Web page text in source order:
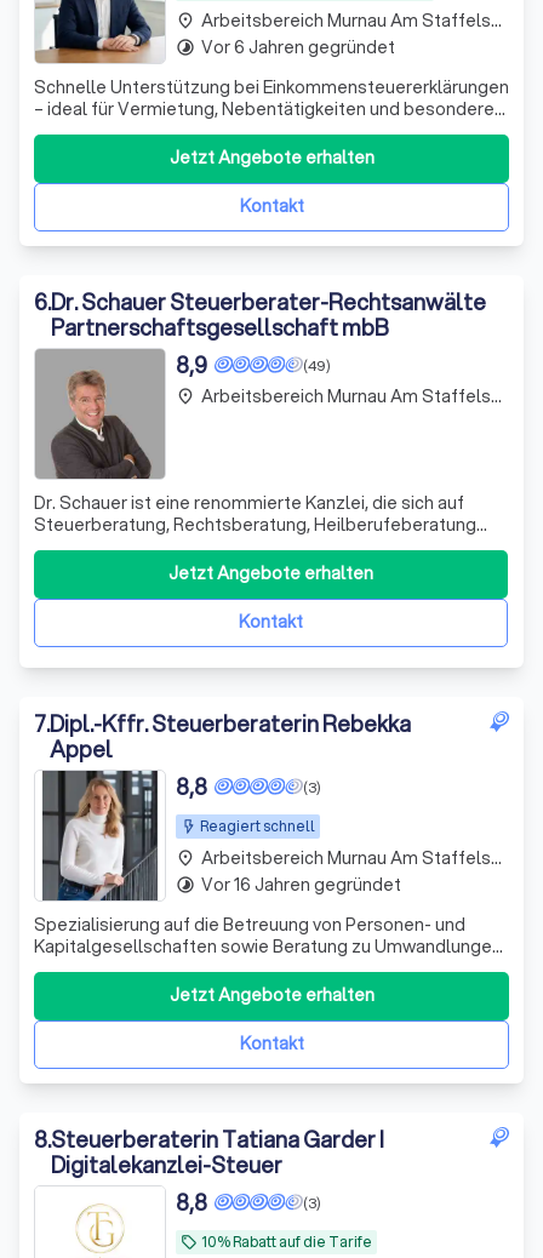
Schnelle Unterstützung bei Einkommensteuererklärungen
– ideal für Vermietung, Nebentätigkeiten und besondere
private Situationen. Persönlich und unkompliziert.
Kontakt
Jetzt Angebote erhalten
place Arbeitsbereich Murnau Am Staffelsee
timelapse Vor 6 Jahren gegründet
6.Dr. Schauer Steuerberater-Rechtsanwälte
Partnerschaftsgesellschaft mbB
(49)
8,9
Dr. Schauer ist eine renommierte Kanzlei, die sich auf
Steuerberatung, Rechtsberatung, Heilberufeberatung
und Wirtschaftsberatung spezialisiert hat. Mit über 120
engagierten Mitarbeitern, darunter mehr als 20
Berufsträger, sind wir stolz darauf, unseren Kunden eine
umfassende und qualifizierte Berat
Kontakt
Jetzt Angebote erhalten
place Arbeitsbereich Murnau Am Staffelsee
7.Dipl.-Kffr. Steuerberaterin Rebekka
Appel
Reagiert schnell
(3)
8,8
Spezialisierung auf die Betreuung von Personen- und
Kapitalgesellschaften sowie Beratung zu Umwandlungen,
Wahl der geeigneten Rechtsform, Aufbau Holding-
Kontakt
Jetzt Angebote erhalten
place Arbeitsbereich Murnau Am Staffelsee
timelapse Vor 16 Jahren gegründet
8.Steuerberaterin Tatiana Garder I
Digitalekanzlei-Steuer
local_offer 10% Rabatt auf die Tarife
(3)
8,8